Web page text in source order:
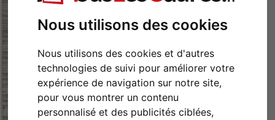
Nous utilisons des cookies
Nous utilisons des cookies et d'autres
technologies de suivi pour améliorer votre
expérience de navigation sur notre site,
pour vous montrer un contenu
personnalisé et des publicités ciblées,
Retour